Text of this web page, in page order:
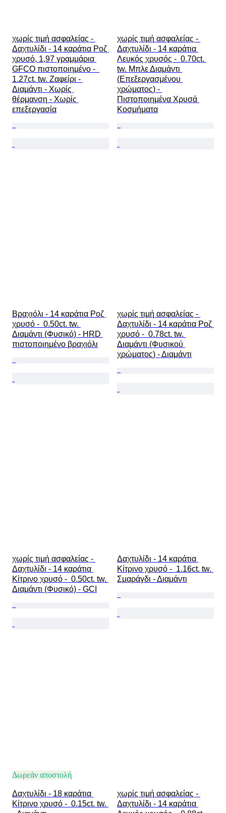
χωρίς τιμή ασφαλείας -
Δαχτυλίδι - 14 καράτια Ροζ
χρυσό, 1,97 γραμμάρια
GFCO πιστοποιημένο -
1.27ct. tw. Ζαφείρι -
Διαμάντι - Χωρίς
θέρμανση - Χωρίς
επεξεργασία
χωρίς τιμή ασφαλείας -
Δαχτυλίδι - 14 καράτια
Λευκός χρυσός -  0.70ct.
tw. Μπλε Διαμάντι
(Επεξεργασμένου
χρώματος) -
Πιστοποιημένα Χρυσά
Κοσμήματα
Βραχιόλι - 14 καράτια Ροζ
χρυσό -  0.50ct. tw.
Διαμάντι (Φυσικό) - HRD
πιστοποιημένο βραχιόλι
χωρίς τιμή ασφαλείας -
Δαχτυλίδι - 14 καράτια Ροζ
χρυσό -  0.78ct. tw.
Διαμάντι (Φυσικού
χρώματος) - Διαμάντι
χωρίς τιμή ασφαλείας -
Δαχτυλίδι - 14 καράτια
Κίτρινο χρυσό -  0.50ct. tw.
Διαμάντι (Φυσικό) - GCI
Δαχτυλίδι - 14 καράτια
Κίτρινο χρυσό -  1.16ct. tw.
Σμαράγδι - Διαμάντι
Δωρεάν αποστολή
Δαχτυλίδι - 18 καράτια
Κίτρινο χρυσό -  0.15ct. tw.
χωρίς τιμή ασφαλείας -
Δαχτυλίδι - 14 καράτια